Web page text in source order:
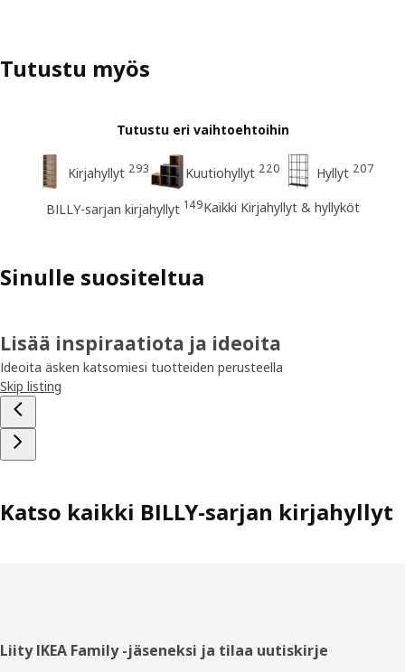
Tutustu myös
Tutustu eri vaihtoehtoihin
Kirjahyllyt 293 Kuutiohyllyt 220 Hyllyt 207
BILLY-sarjan kirjahyllyt 149Kaikki Kirjahyllyt & hyllyköt
Sinulle suositeltua
Lisää inspiraatiota ja ideoita
Ideoita äsken katsomiesi tuotteiden perusteella
Skip listing
Katso kaikki BILLY-sarjan kirjahyllyt
Alatunniste
Liity IKEA Family -jäseneksi ja tilaa uutiskirje